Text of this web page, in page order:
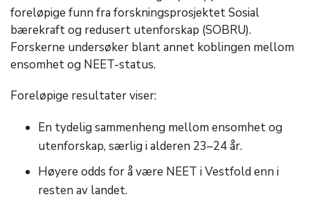
foreløpige funn fra forskningsprosjektet Sosial
bærekraft og redusert utenforskap (SOBRU).
Forskerne undersøker blant annet koblingen mellom
ensomhet og NEET-status.
Foreløpige resultater viser:
En tydelig sammenheng mellom ensomhet og
utenforskap, særlig i alderen 23–24 år.
Høyere odds for å være NEET i Vestfold enn i
resten av landet.